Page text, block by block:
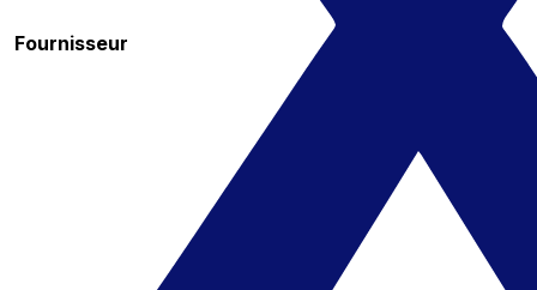
Fournisseur